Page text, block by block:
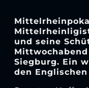
und seine
Siegburg. Ein
den Englischen